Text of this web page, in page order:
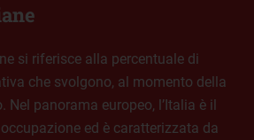
si riferisce alla percentuale di
che svolgono, al momento della
Nel panorama europeo, l’Italia è il
ed è caratterizzata da